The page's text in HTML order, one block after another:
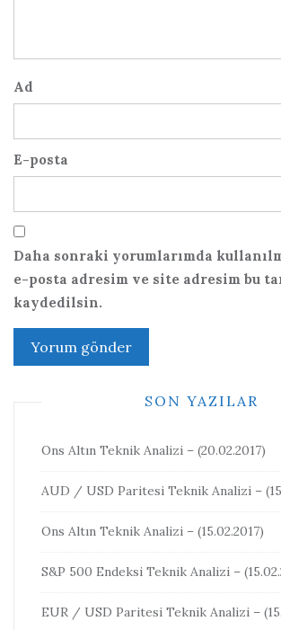
Ad
E-posta
Daha sonraki yorumlarımda
e-posta adresim ve site adresim bu
kaydedilsin.
SON YAZILAR
Ons Altın Teknik Analizi – (20.02.2017)
AUD / USD Paritesi Teknik Analizi –
Ons Altın Teknik Analizi – (15.02.2017)
S&P 500 Endeksi Teknik Analizi –
EUR / USD Paritesi Teknik Analizi –